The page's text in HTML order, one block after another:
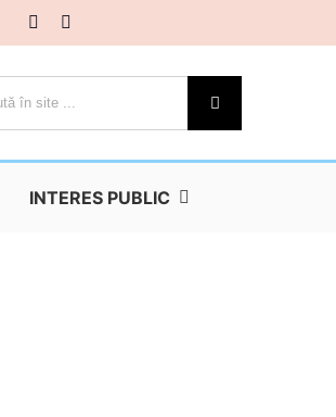
INTERES PUBLIC